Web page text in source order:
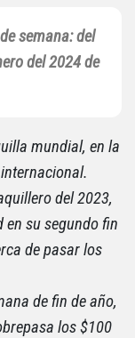
semana: del
del 2024 de
mundial, en la
del 2023,
en su segundo fin
de pasar los
de fin de año,
los $100